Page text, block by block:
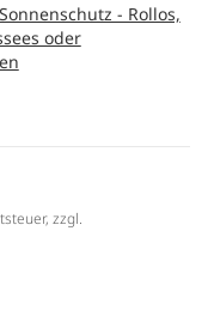
- Rollos,
oder
zzgl.